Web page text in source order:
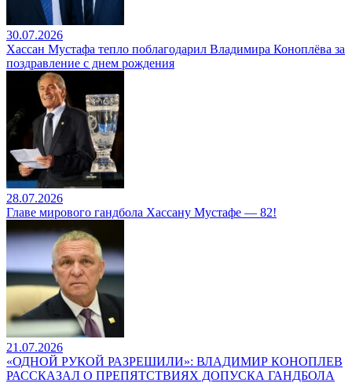
30.07.2026
Хассан Мустафа тепло поблагодарил Владимира Коноплёва за
поздравление с днем рождения
28.07.2026
Главе мирового гандбола Хассану Мустафе — 82!
21.07.2026
«ОДНОЙ РУКОЙ РАЗРЕШИЛИ»: ВЛАДИМИР КОНОПЛЕВ
РАССКАЗАЛ О ПРЕПЯТСТВИЯХ ДОПУСКА ГАНДБОЛА